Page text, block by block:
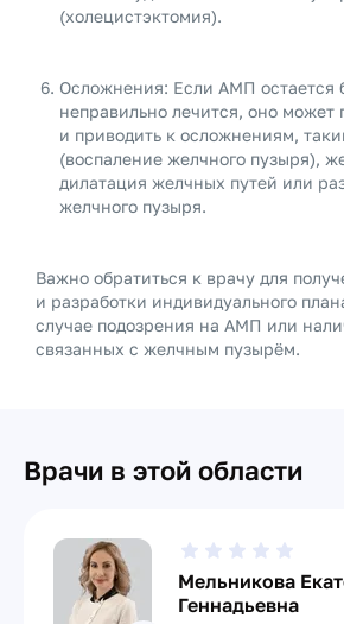
(холецистэктомия).
Осложнения: Если АМП остается
неправильно лечится, оно может
и приводить к осложнениям,
(воспаление желчного пузыря),
дилатация желчных путей или
желчного пузыря.
Важно обратиться к врачу для
и разработки индивидуального
случае подозрения на АМП или
связанных с желчным пузырём.
Врачи в этой области
Мельникова
Геннадьевна